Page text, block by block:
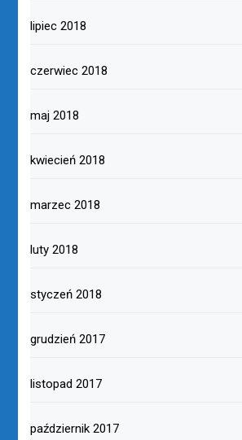
lipiec 2018
czerwiec 2018
maj 2018
kwiecień 2018
marzec 2018
luty 2018
styczeń 2018
grudzień 2017
listopad 2017
październik 2017